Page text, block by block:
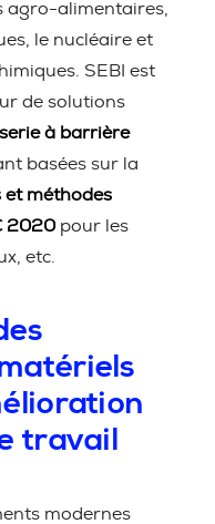
agro-alimentaires,
le nucléaire et
SEBI est
de solutions
à barrière
basées sur la
et méthodes
2020 pour les
etc.
travail
modernes